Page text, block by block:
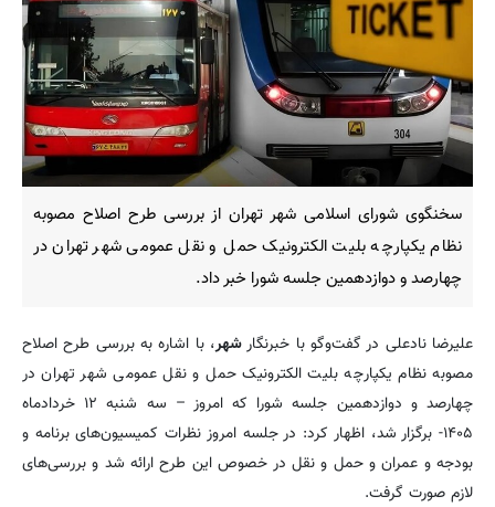
سخنگوی شورای اسلامی شهر تهران از بررسی طرح اصلاح مصوبه
نظام یکپارچه بلیت الکترونیک حمل و نقل عمومی شهر تهران در
چهارصد و دوازدهمین جلسه شورا خبر داد.
علیرضا نادعلی در گفت‌وگو با خبرنگار شهر، با اشاره به بررسی طرح اصلاح
مصوبه نظام یکپارچه بلیت الکترونیک حمل و نقل عمومی شهر تهران در
چهارصد و دوازدهمین جلسه شورا که امروز – سه شنبه ۱۲ خردادماه
۱۴۰۵- برگزار شد، اظهار کرد: در جلسه امروز نظرات کمیسیون‌های برنامه و
بودجه و عمران و حمل و نقل در خصوص این طرح ارائه شد و بررسی‌های
لازم صورت گرفت.